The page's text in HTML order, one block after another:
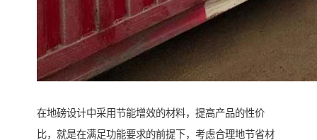
在地磅设计中采用节能增效的材料，提高产品的性价
比，就是在满足功能要求的前提下，考虑合理地节省材